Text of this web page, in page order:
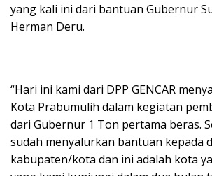
yang kali ini dari bantuan Gubernur
Herman Deru.
“Hari ini kami dari DPP GENCAR
Kota Prabumulih dalam kegiatan
dari Gubernur 1 Ton pertama beras.
sudah menyalurkan bantuan kepada
kabupaten/kota dan ini adalah kota